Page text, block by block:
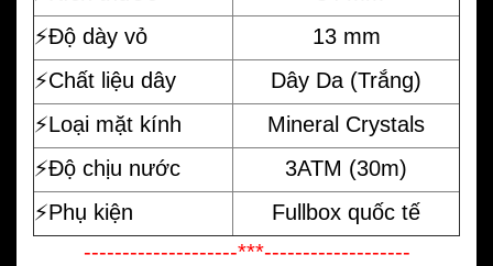
⚡️Độ dày vỏ
13 mm
⚡️Chất liệu dây
Dây Da (Trắng)
⚡️Loại mặt kính
Mineral Crystals
⚡️Độ chịu nước
3ATM (30m)
⚡️Phụ kiện
Fullbox quốc tế
--------------------***-------------------